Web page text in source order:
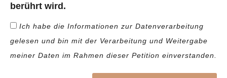
berührt wird.
Ich habe die Informationen zur Datenverarbeitung
gelesen und bin mit der Verarbeitung und Weitergabe
meiner Daten im Rahmen dieser Petition einverstanden.